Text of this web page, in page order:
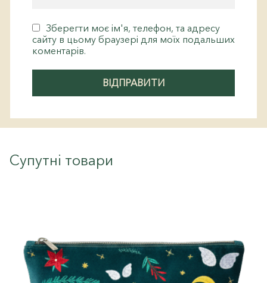
Зберегти моє ім'я, телефон, та адресу
сайту в цьому браузері для моїх подальших
коментарів.
Супутні товари